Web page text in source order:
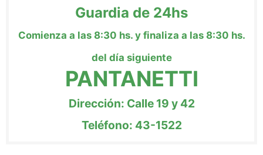
Guardia de 24hs
Comienza a las 8:30 hs. y finaliza a las 8:30 hs.
del día siguiente
PANTANETTI
Dirección: Calle 19 y 42
Teléfono: 43-1522